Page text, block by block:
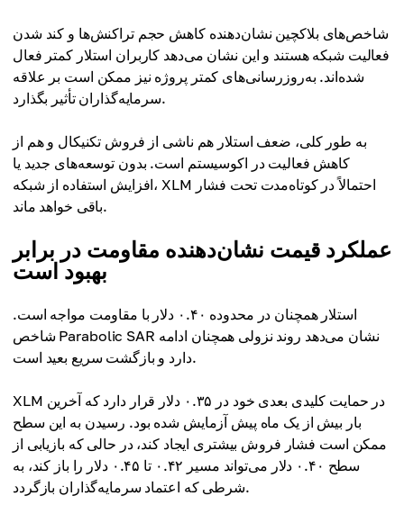
شاخص‌های بلاکچین نشان‌دهنده کاهش حجم تراکنش‌ها و کند شدن
فعالیت شبکه هستند و این نشان می‌دهد کاربران استلار کمتر فعال
شده‌اند. به‌روزرسانی‌های کمتر پروژه نیز ممکن است بر علاقه
سرمایه‌گذاران تأثیر بگذارد.
به طور کلی، ضعف استلار هم ناشی از فروش تکنیکال و هم از
کاهش فعالیت در اکوسیستم است. بدون توسعه‌های جدید یا
افزایش استفاده از شبکه، XLM احتمالاً در کوتاه‌مدت تحت فشار
باقی خواهد ماند.
عملکرد قیمت نشان‌دهنده مقاومت در برابر
بهبود است
استلار همچنان در محدوده ۰.۴۰ دلار با مقاومت مواجه است.
شاخص Parabolic SAR نشان می‌دهد روند نزولی همچنان ادامه
دارد و بازگشت سریع بعید است.
XLM در حمایت کلیدی بعدی خود در ۰.۳۵ دلار قرار دارد که آخرین
بار بیش از یک ماه پیش آزمایش شده بود. رسیدن به این سطح
ممکن است فشار فروش بیشتری ایجاد کند، در حالی که بازیابی از
سطح ۰.۴۰ دلار می‌تواند مسیر ۰.۴۲ تا ۰.۴۵ دلار را باز کند، به
شرطی که اعتماد سرمایه‌گذاران بازگردد.